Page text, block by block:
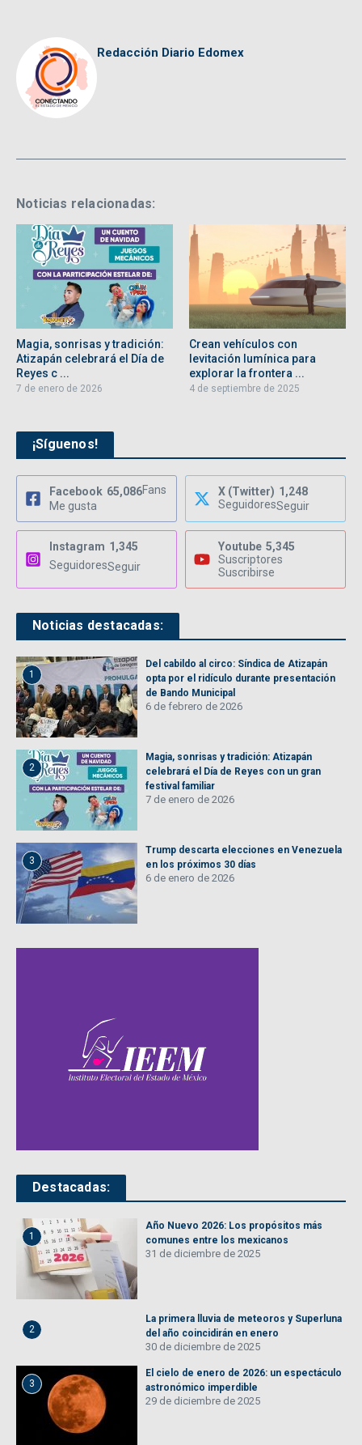
Redacción Diario Edomex
Noticias relacionadas:
Magia, sonrisas y tradición:
Atizapán celebrará el Día de
Reyes c ...
7 de enero de 2026
Crean vehículos con
levitación lumínica para
explorar la frontera ...
4 de septiembre de 2025
¡Síguenos!
Facebook 65,086Fans
Me gusta
X (Twitter) 1,248
SeguidoresSeguir
Instagram 1,345
SeguidoresSeguir
Youtube 5,345
Suscriptores
Suscribirse
Noticias destacadas:
1
Del cabildo al circo: Síndica de Atizapán
opta por el ridículo durante presentación
de Bando Municipal
6 de febrero de 2026
2
Magia, sonrisas y tradición: Atizapán
celebrará el Día de Reyes con un gran
festival familiar
7 de enero de 2026
3
Trump descarta elecciones en Venezuela
en los próximos 30 días
6 de enero de 2026
Destacadas:
1
Año Nuevo 2026: Los propósitos más
comunes entre los mexicanos
31 de diciembre de 2025
2
La primera lluvia de meteoros y Superluna
del año coincidirán en enero
30 de diciembre de 2025
3
El cielo de enero de 2026: un espectáculo
astronómico imperdible
29 de diciembre de 2025